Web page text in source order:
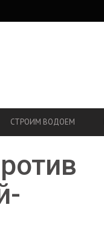
СТРОИМ ВОДОЕМ